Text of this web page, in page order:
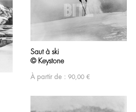
Saut à ski
© Keystone
À partir de : 90,00 €